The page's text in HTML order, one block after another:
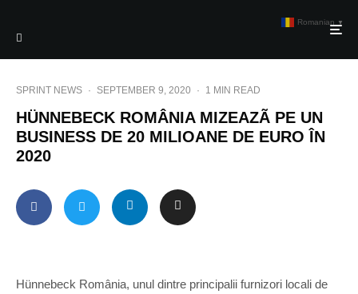
SPRINT NEWS · SEPTEMBER 9, 2020 · 1 MIN READ
HÜNNEBECK ROMÂNIA MIZEAZÃ PE UN
BUSINESS DE 20 MILIOANE DE EURO ÎN
2020
Hünnebeck România, unul dintre principalii furnizori locali de
Romanian ▼